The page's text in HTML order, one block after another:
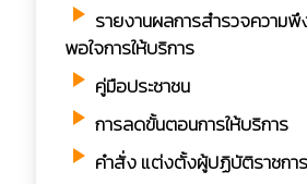
play_arrow รายงานผลการสำรวจความพึ
พอใจการให้บริการ
play_arrow คู่มือประชาชน
play_arrow การลดขั้นตอนการให้บริการ
play_arrow คำสั่ง แต่งตั้งผู้ปฏิบัติราชการ